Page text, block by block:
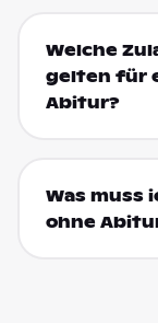
Welche
gelten für
Abitur?
Was muss
ohne